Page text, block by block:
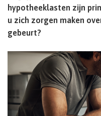
hypotheeklasten zijn
u zich zorgen maken
gebeurt?